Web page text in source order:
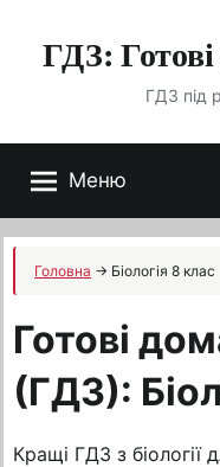
ГДЗ:
ГДЗ під
Меню
Головна → Біологія 8 клас
Готові
(ГДЗ):
Кращі ГДЗ з біології